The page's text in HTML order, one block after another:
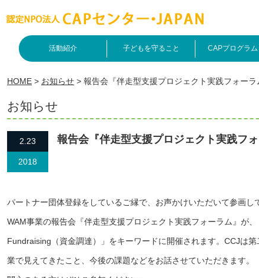
活動紹介 子どもを守ること CAPプログラム
HOME > お知らせ > 報告会『伴走型支援プロジェクト実践フォーラ
お知らせ
2.23
2018
報告会『伴走型支援プロジェクト実践フ
パートナー団体登録をしているご縁で、お声かけいただいて参画し
WAM事業の報告会『伴走型支援プロジェクト実践フォーラム』が
Fundraising（資金調達）」をキーワードに開催されます。CCJは
業で見えてきたこと、今後の課題などをお話させていただきます。